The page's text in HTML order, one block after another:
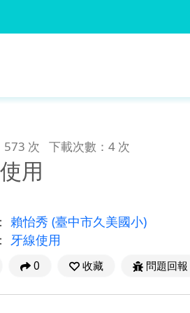
573 次 下載次數：4 次
用
賴怡秀 (臺中市久美國小)
牙線使用
0 收藏 問題回報